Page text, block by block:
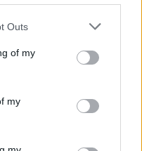
Outs
of my
my
3l.- 0,00€ 4l.- 0,00€
3l.
- 0,00€
3l.- 0,00€ 4l.- 0,00€
de la DGT en